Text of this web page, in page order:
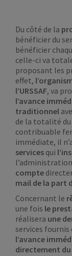
Du côté de la
bénéficier du
bénéficier
celle-ci va
proposant les
effet,
l’URSSAF, va
l’avance
traditionnel
de la totalité du
contribuable
immédiate, il
services qui
compte
mail de la part
Concernant le
une fois le
réalisera une
services
l’avance
directement